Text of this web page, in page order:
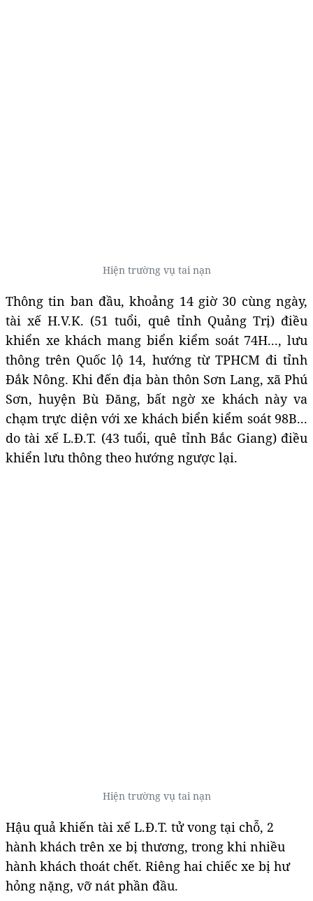
Hiện trường vụ tai nạn
Thông tin ban đầu, khoảng 14 giờ 30 cùng ngày,
tài xế H.V.K. (51 tuổi, quê tỉnh Quảng Trị) điều
khiển xe khách mang biển kiểm soát 74H..., lưu
thông trên Quốc lộ 14, hướng từ TPHCM đi tỉnh
Đắk Nông. Khi đến địa bàn thôn Sơn Lang, xã Phú
Sơn, huyện Bù Đăng, bất ngờ xe khách này va
chạm trực diện với xe khách biển kiểm soát 98B...
do tài xế L.Đ.T. (43 tuổi, quê tỉnh Bắc Giang) điều
khiển lưu thông theo hướng ngược lại.
Hiện trường vụ tai nạn
Hậu quả khiến tài xế L.Đ.T. tử vong tại chỗ, 2
hành khách trên xe bị thương, trong khi nhiều
hành khách thoát chết. Riêng hai chiếc xe bị hư
hỏng nặng, vỡ nát phần đầu.